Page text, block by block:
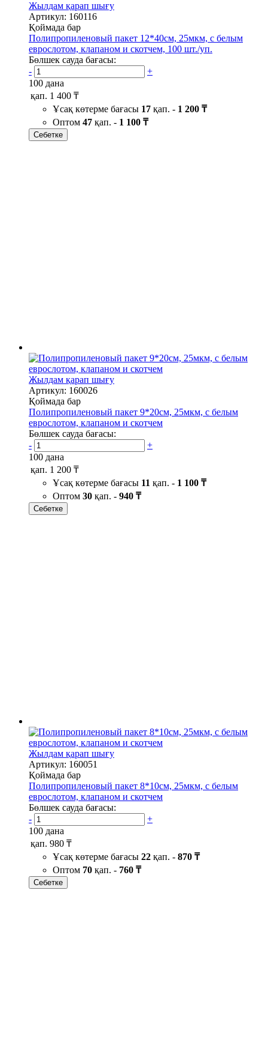
Жылдам қарап шығу
Артикул: 160116
Қоймада бар
Полипропиленовый пакет 12*40см, 25мкм, с белым
еврослотом, клапаном и скотчем, 100 шт./уп.
Бөлшек сауда бағасы:
-
+
100 дана
қап. 1 400 ₸
Ұсақ көтерме бағасы 17 қап. - 1 200 ₸
Оптом 47 қап. - 1 100 ₸
Себетке
Жылдам қарап шығу
Артикул: 160026
Қоймада бар
Полипропиленовый пакет 9*20см, 25мкм, с белым
еврослотом, клапаном и скотчем
Бөлшек сауда бағасы:
-
+
100 дана
қап. 1 200 ₸
Ұсақ көтерме бағасы 11 қап. - 1 100 ₸
Оптом 30 қап. - 940 ₸
Себетке
Жылдам қарап шығу
Артикул: 160051
Қоймада бар
Полипропиленовый пакет 8*10см, 25мкм, с белым
еврослотом, клапаном и скотчем
Бөлшек сауда бағасы:
-
+
100 дана
қап. 980 ₸
Ұсақ көтерме бағасы 22 қап. - 870 ₸
Оптом 70 қап. - 760 ₸
Себетке